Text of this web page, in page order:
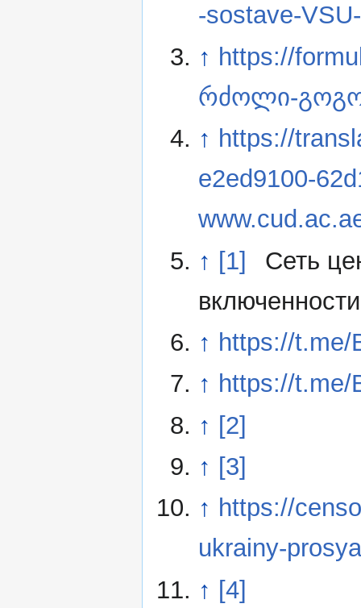
-sostave-
↑ https://
რძოლი-
↑ https://
e2ed9100-
↑ [1]
Cеть
включенности
↑ https://t.me/
↑ https://t.me/
↑ [2]
↑ [3]
↑ https://
ukrainy-
↑ [4]